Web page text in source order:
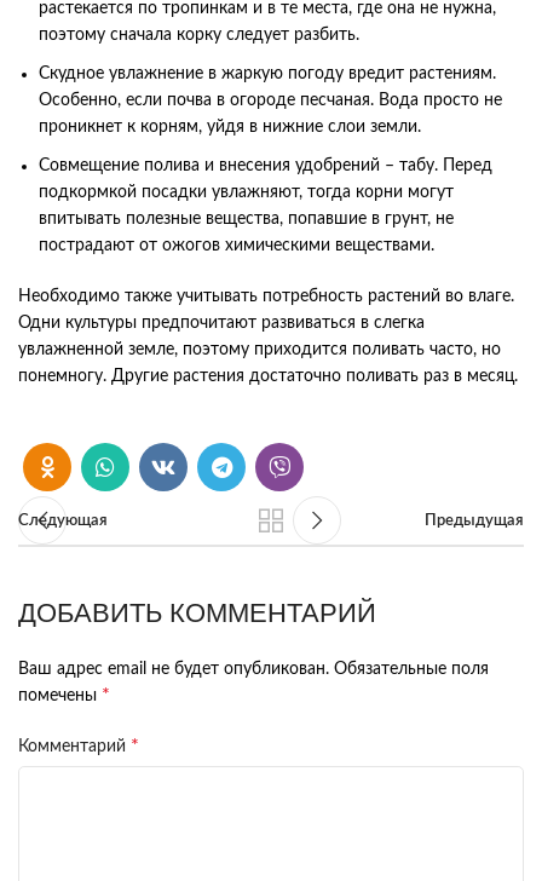
растекается по тропинкам и в те места, где она не нужна,
поэтому сначала корку следует разбить.
Скудное увлажнение в жаркую погоду вредит растениям.
Особенно, если почва в огороде песчаная. Вода просто не
проникнет к корням, уйдя в нижние слои земли.
Совмещение полива и внесения удобрений – табу. Перед
подкормкой посадки увлажняют, тогда корни могут
впитывать полезные вещества, попавшие в грунт, не
пострадают от ожогов химическими веществами.
Необходимо также учитывать потребность растений во влаге.
Одни культуры предпочитают развиваться в слегка
увлажненной земле, поэтому приходится поливать часто, но
понемногу. Другие растения достаточно поливать раз в месяц.
Следующая Предыдущая
ДОБАВИТЬ КОММЕНТАРИЙ
Ваш адрес email не будет опубликован. Обязательные поля
помечены *
Комментарий *